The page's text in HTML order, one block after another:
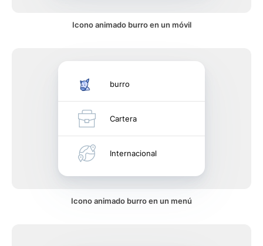
Icono animado burro en un móvil
burro
Cartera
Internacional
Icono animado burro en un menú